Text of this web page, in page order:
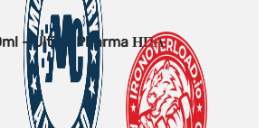
- UltimaPharma ΗΠΑ